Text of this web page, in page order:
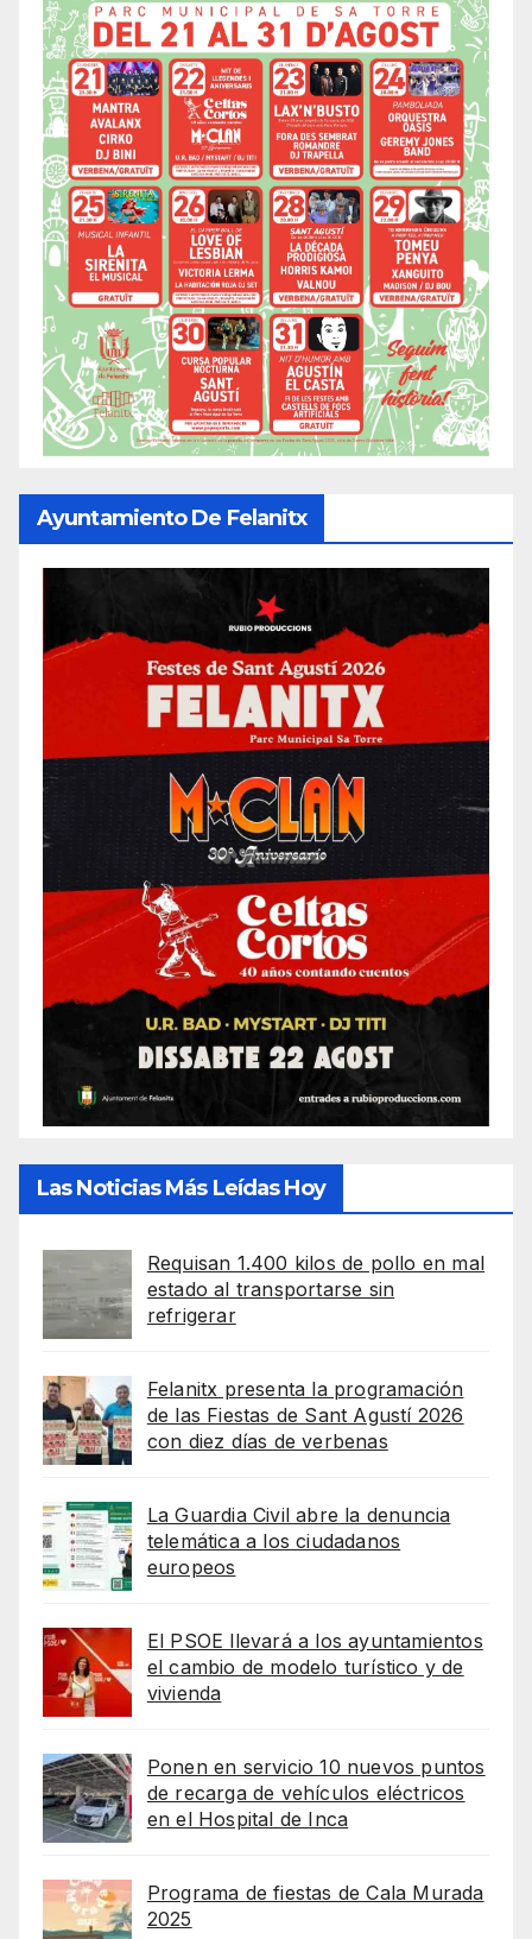
Ayuntamiento De Felanitx
Las Noticias Más Leídas Hoy
Requisan 1.400 kilos de pollo en mal
estado al transportarse sin
refrigerar
Felanitx presenta la programación
de las Fiestas de Sant Agustí 2026
con diez días de verbenas
La Guardia Civil abre la denuncia
telemática a los ciudadanos
europeos
El PSOE llevará a los ayuntamientos
el cambio de modelo turístico y de
vivienda
Ponen en servicio 10 nuevos puntos
de recarga de vehículos eléctricos
en el Hospital de Inca
Programa de fiestas de Cala Murada
2025